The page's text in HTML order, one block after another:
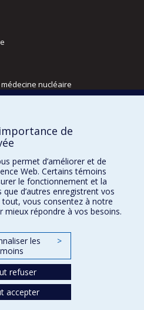
nucléaire
l’activité physique
de
permet d’améliorer et de
Web. Certains témoins
le fonctionnement et la
d’autres enregistrent vos
vous consentez à notre
répondre à vos besoins.
les
>
refuser
accepter